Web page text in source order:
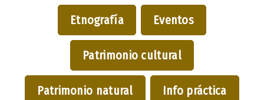
Etnografía Eventos
Patrimonio cultural
Patrimonio natural Info práctica